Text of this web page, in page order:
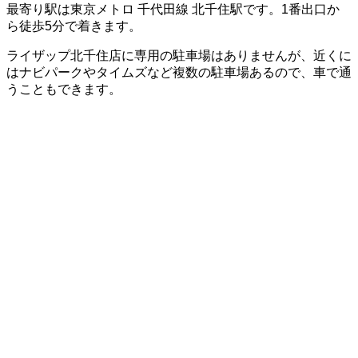
最寄り駅は東京メトロ 千代田線 北千住駅です。1番出口か
ら徒歩5分で着きます。
ライザップ北千住店に専用の駐車場はありませんが、近くに
はナビパークやタイムズなど複数の駐車場あるので、車で通
うこともできます。